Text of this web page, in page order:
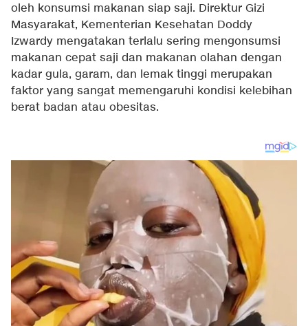
oleh konsumsi makanan siap saji. Direktur Gizi
Masyarakat, Kementerian Kesehatan Doddy
Izwardy mengatakan terlalu sering mengonsumsi
makanan cepat saji dan makanan olahan dengan
kadar gula, garam, dan lemak tinggi merupakan
faktor yang sangat memengaruhi kondisi kelebihan
berat badan atau obesitas.